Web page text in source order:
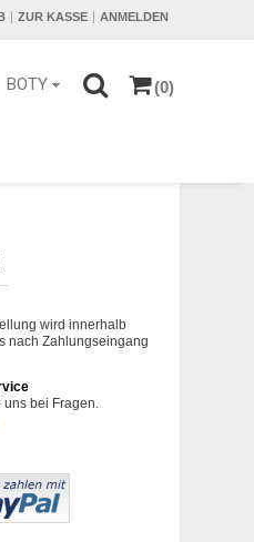
ZUR KASSE ANMELDEN
BOTY (0)
wird innerhalb
nach Zahlungseingang
bei Fragen.